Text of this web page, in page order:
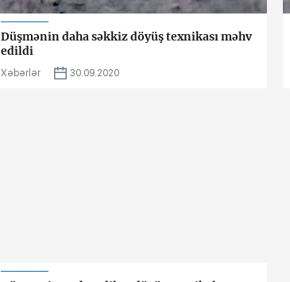
Düşmənin daha səkkiz döyüş texnikası məhv
edildi
Xəbərlər 30.09.2020